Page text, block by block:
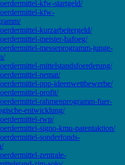
kfw-startgeld/
kfw-
kurzarbeitergeld/
meister-bafoeg/
messeprogramm-junge-
mittelstandsfoerderung/
nemat/
ppp-ideenwettbewerbe/
profit/
rahmenprogramm-fuer-
entwicklung/
rwp/
signo-kmu-patentaktion/
sonderfonds-
zentrale-